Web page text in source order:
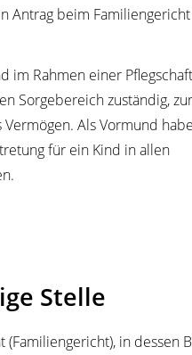
Antrag beim
im Rahmen einer
Sorgebereich zuständig,
Als Vormund
für ein Kind in allen
Stelle
(Familiengericht), in dessen